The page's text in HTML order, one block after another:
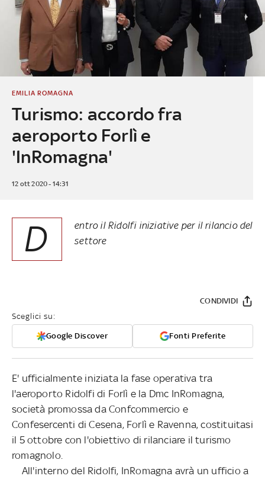
Turismo: accordo fra
aeroporto Forlì e
'InRomagna'
EMILIA ROMAGNA
12 ott 2020 - 14:31
D
entro il Ridolfi iniziative per il rilancio del
settore
Sceglici su:
Google Discover Fonti Preferite
CONDIVIDI
E' ufficialmente iniziata la fase operativa tra
l'aeroporto Ridolfi di Forlì e la Dmc InRomagna,
società promossa da Confcommercio e
Confesercenti di Cesena, Forlì e Ravenna, costituitasi
il 5 ottobre con l'obiettivo di rilanciare il turismo
romagnolo.
All'interno del Ridolfi, InRomagna avrà un ufficio a